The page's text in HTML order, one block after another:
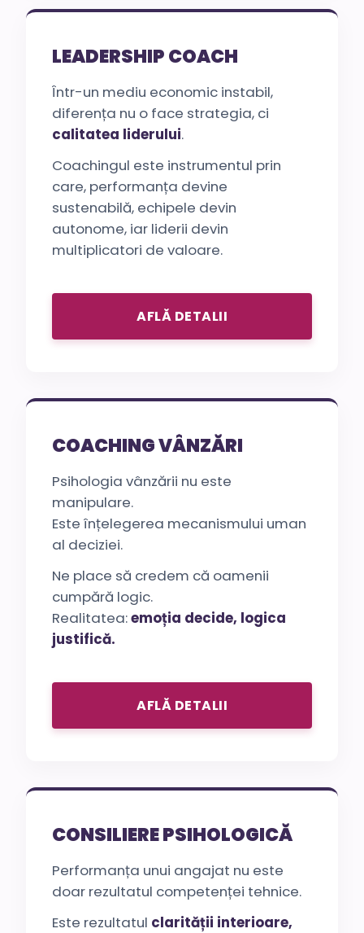
LEADERSHIP COACH
Într-un mediu economic instabil,
diferența nu o face strategia, ci
calitatea liderului.
Coachingul este instrumentul prin
care, performanța devine
sustenabilă, echipele devin
autonome, iar liderii devin
multiplicatori de valoare.
AFLĂ DETALII
COACHING VÂNZĂRI
Psihologia vânzării nu este
manipulare.
Este înțelegerea mecanismului uman
al deciziei.
Ne place să credem că oamenii
cumpără logic.
Realitatea:emoția decide, logica
justifică.
AFLĂ DETALII
CONSILIERE PSIHOLOGICĂ
Performanța unui angajat nu este
doar rezultatul competenței tehnice.
Este rezultatul clarității interioare,